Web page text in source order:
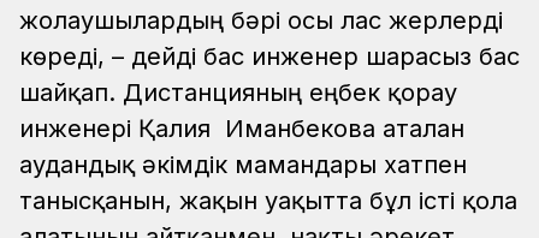
жолаушылардың бәрі осы лас жерлерді
көреді, – дейді бас инженер шарасыз бас
шайқап. Дистанцияның еңбек қорғау
инженері Қалия Иманбекова аталған
аудандық әкімдік мамандары хатпен
танысқанын, жақын уақытта бұл істі қолға